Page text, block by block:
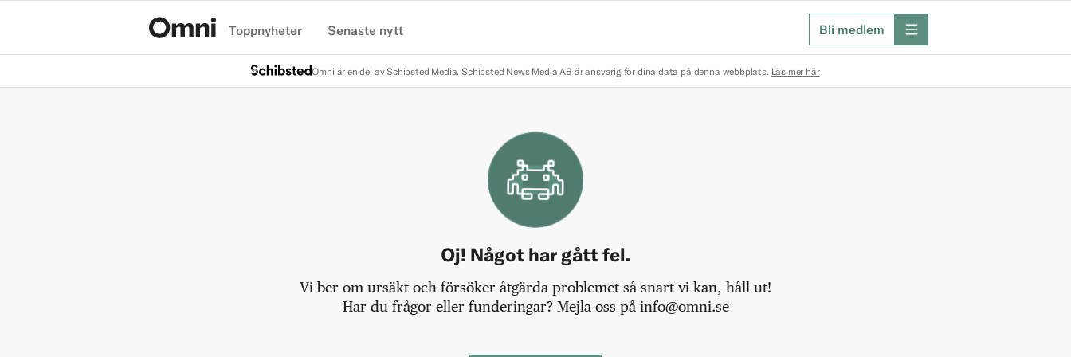
Toppnyheter Senaste nytt Bli medlem meny
Omni är en del av Schibsted Media. Schibsted News Media AB är ansvarig för dina data på denna webbplats. Läs mer här
Oj! Något har gått fel.
Vi ber om ursäkt och försöker åtgärda problemet så snart vi kan, håll ut!
Har du frågor eller funderingar? Mejla oss på info@omni.se